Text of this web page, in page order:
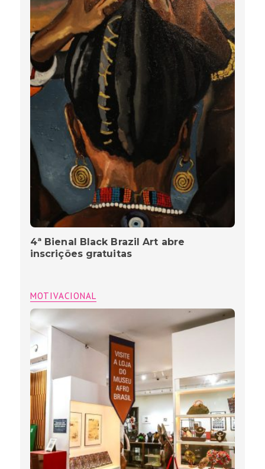
4ª Bienal Black Brazil Art abre
inscrições gratuitas
MOTIVACIONAL